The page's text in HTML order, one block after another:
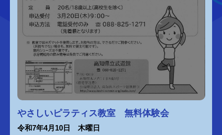
やさしいピラティス教室 無料体験会
令和7年4月10日 木曜日